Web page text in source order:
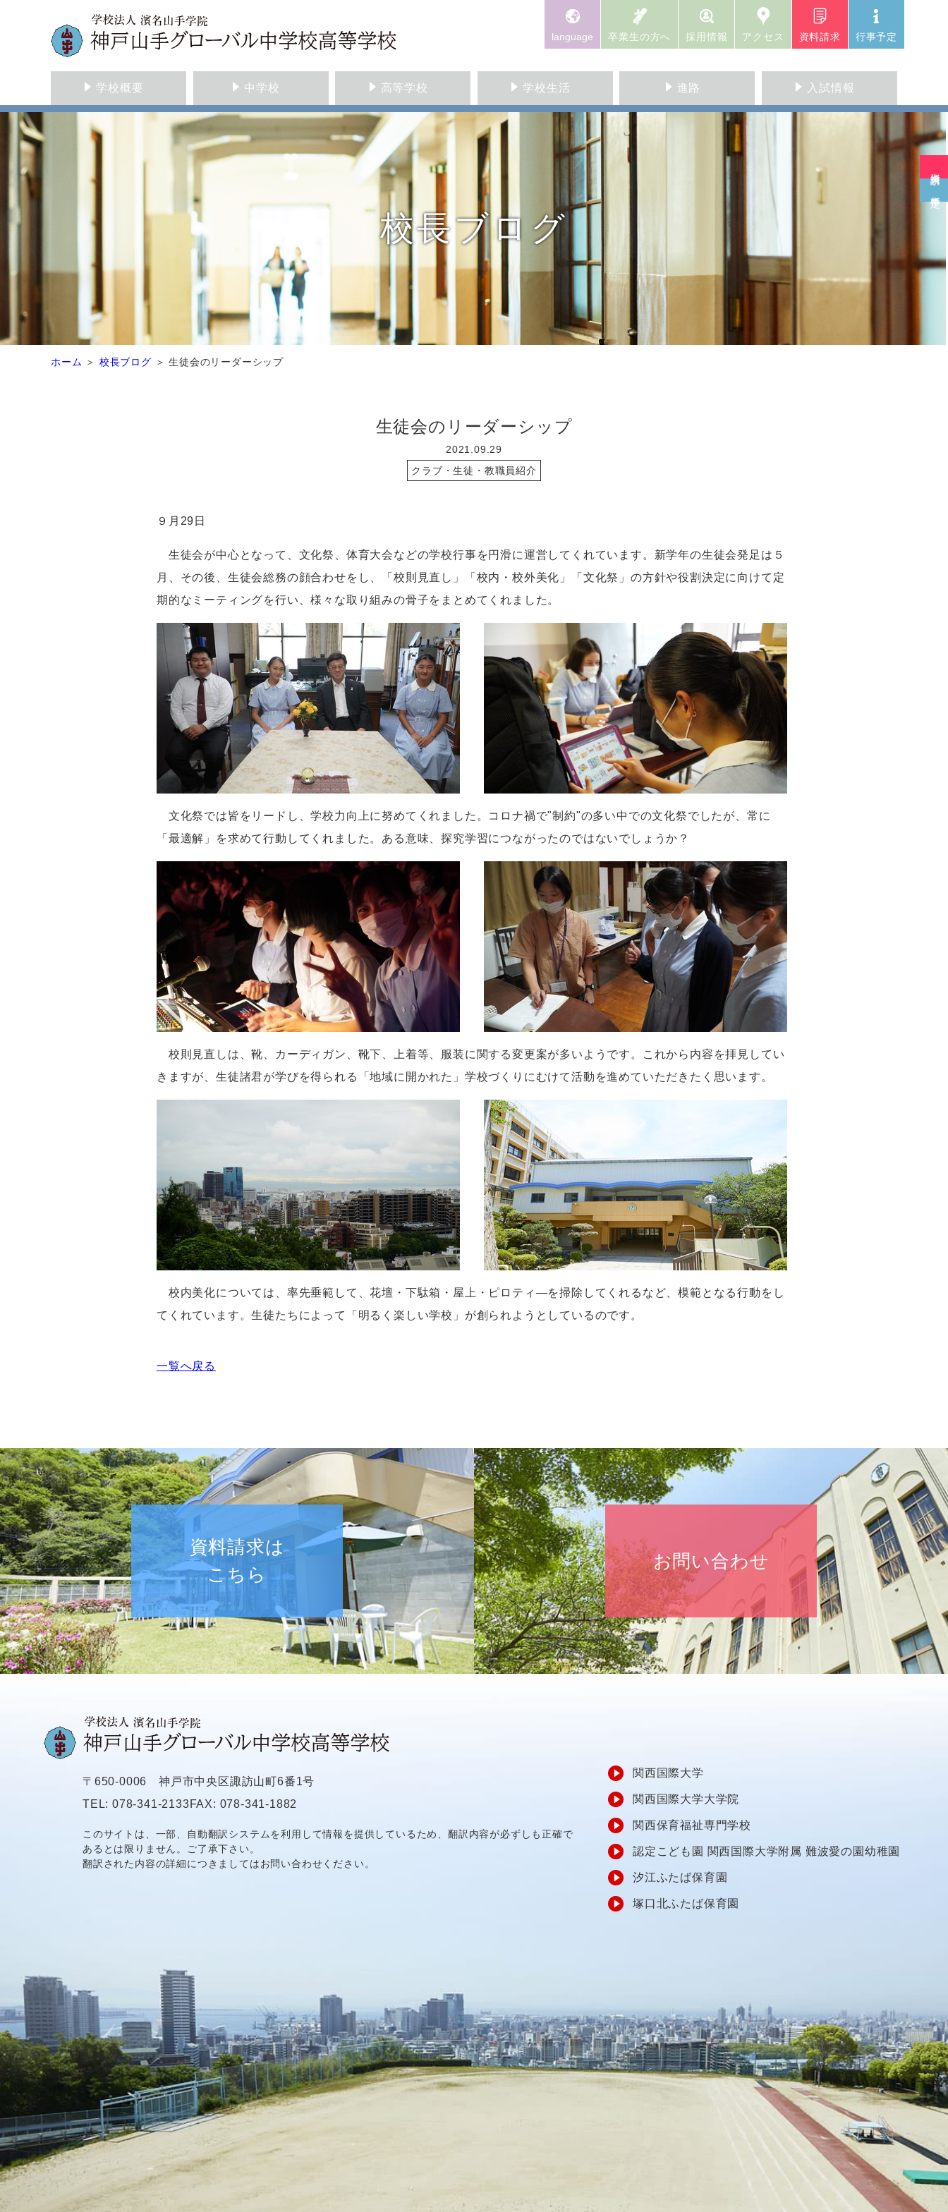
language 卒業生の方へ 採用情報 アクセス 資料請求 行事予定
学校概要 中学校 高等学校 学校生活 進路 入試情報
校長ブログ
ホーム 校長ブログ 生徒会のリーダーシップ
生徒会のリーダーシップ
2021.09.29
クラブ・生徒・教職員紹介
９月 29 日
生徒会が中心となって、文化祭、体育大会などの学校行事を円滑に運営してくれています。新学年の生徒会発足は５
月、その後、生徒会総務の顔合わせをし、「校則見直し」「校内・校外美化」「文化祭」の方針や役割決定に向けて定
期的なミーティングを行い、様々な取り組みの骨子をまとめてくれました。
文化祭では皆をリードし、学校力向上に努めてくれました。コロナ禍で"制約"の多い中での文化祭でしたが、常に
「最適解」を求めて行動してくれました。ある意味、探究学習につながったのではないでしょうか？
校則見直しは、靴、カーディガン、靴下、上着等、服装に関する変更案が多いようです。これから内容を拝見してい
きますが、生徒諸君が学びを得られる「地域に開かれた」学校づくりにむけて活動を進めていただきたく思います。
校内美化については、率先垂範して、花壇・下駄箱・屋上・ピロティ―を掃除してくれるなど、模範となる行動をし
てくれています。生徒たちによって「明るく楽しい学校」が創られようとしているのです。
一覧へ戻る
資料請求は
こちら
お問い合わせ
関西国際大学
関西国際大学大学院
関西保育福祉専門学校
認定こども園 関西国際大学附属 難波愛の園幼稚園
汐江ふたば保育園
塚口北ふたば保育園
〒650-0006 神戸市中央区諏訪山町6番1号
TEL: 078-341-2133FAX: 078-341-1882
このサイトは、一部、自動翻訳システムを利用して情報を提供しているため、翻訳内容が必ずしも正確で
あるとは限りません。ご了承下さい。
翻訳された内容の詳細につきましてはお問い合わせください。